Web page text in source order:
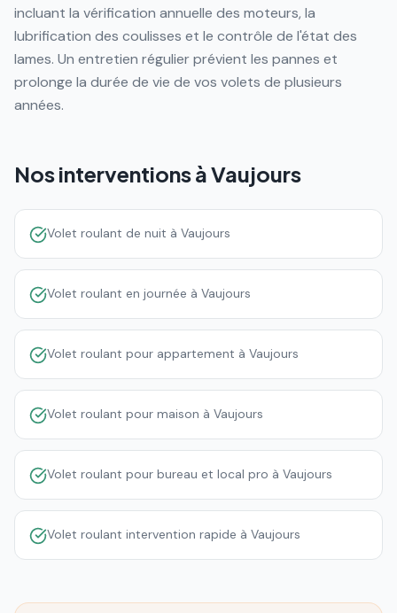
incluant la vérification annuelle des moteurs, la
lubrification des coulisses et le contrôle de l'état des
lames. Un entretien régulier prévient les pannes et
prolonge la durée de vie de vos volets de plusieurs
années.
Nos interventions àVaujours
Volet roulant de nuit à Vaujours
Volet roulant en journée à Vaujours
Volet roulant pour appartement à Vaujours
Volet roulant pour maison à Vaujours
Volet roulant pour bureau et local pro à Vaujours
Volet roulant intervention rapide à Vaujours